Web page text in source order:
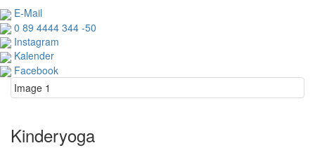
E-Mail
0 89 4444 344 ‑50
Instagram
Kalender
Facebook
Image 1
Kinderyoga